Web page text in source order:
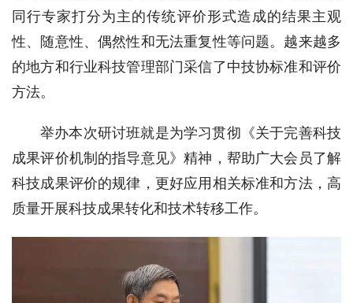
同行专家打分为主的传统评价形式造成的结果主观
性、随意性、偶然性和无法重复性等问题。越来越多
的地方和行业科技管理部门采信了中技协标准和评价
方法。
举办本次研讨班就是为学习贯彻《关于完善科技
成果评价机制的指导意见》精神，帮助广大会员了解
科技成果评价的规律，更好应用相关标准和方法，高
质量开展科技成果转化和技术转移工作。